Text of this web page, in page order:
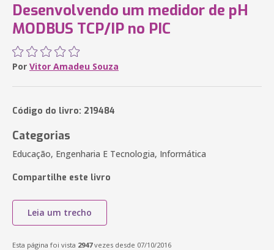
Desenvolvendo um medidor de pH
MODBUS TCP/IP no PIC
Por Vitor Amadeu Souza
Código do livro: 219484
Categorias
Educação, Engenharia E Tecnologia, Informática
Compartilhe este livro
Leia um trecho
Esta página foi vista 2947vezes desde 07/10/2016